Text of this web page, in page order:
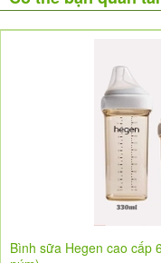
Bình sữa Hegen cao cấp